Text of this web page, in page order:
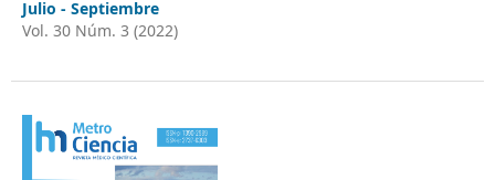
Julio - Septiembre
Vol. 30 Núm. 3 (2022)